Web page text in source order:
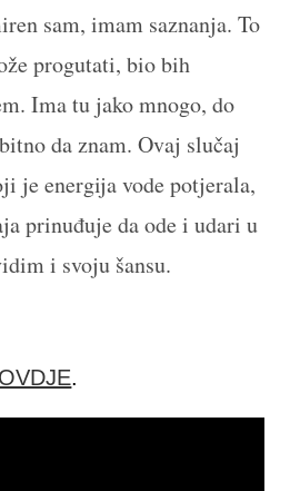
sam, imam saznanja. To
progutati, bio bih
Ima tu jako mnogo, do
da znam. Ovaj slučaj
je energija vode potjerala,
prinuđuje da ode i udari u
i svoju šansu.
OVDJE.